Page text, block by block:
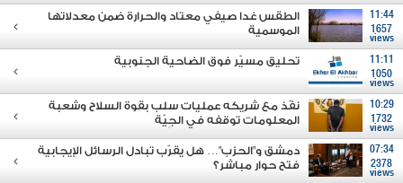
11:44
1657
views
الطقس غدا صيفي معتاد والحرارة ضمن معدلاتها
الموسمية
11:11
1050
views
تحليق مسيّر فوق الضاحية الجنوبية
10:29
1732
views
نفّذ مع شريكه عمليات سلب بقوة السلاح وشعبة
المعلومات توقفه في الجِيّة
07:34
2378
views
دمشق و"الحزب"… هل يقرّب تبادل الرسائل الإيجابية
فتح حوار مباشر؟